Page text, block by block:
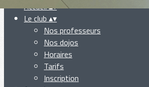
Accueil▴▾
Le club ▴▾
Nos professeurs
Nos dojos
Horaires
Tarifs
Inscription